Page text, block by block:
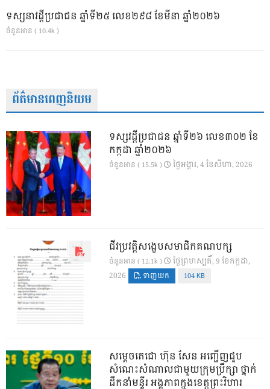
ទស្សនាវដ្ដីប្រជាជន ឆ្នាំទី២៥ លេខ២៩៨ ខែមីនា ឆ្នាំ២០២៦
ចំនួនអាន ( 10.4k )
ព័ត៌មានពេញនិយម
ទស្សវដ្តីប្រជាជន ឆ្នាំទី២៦ លេខ៣០២ ខែ
កក្កដា ឆ្នាំ២០២៦
ចំនួនអាន ( 15.5k ) ថ្ងៃ​អង្គារ, 4 ខែ​សីហា, 2026
ជីវប្រវត្តិសង្ខេបសមាជិកគណបក្ស
ចំនួនអាន ( 12.1k )
ថ្ងៃ​ព្រហស្បតិ៍, 9 ខែ​កក្កដា,
2026
ទាញយក 104 KB
សម្តេចតេជោ ហ៊ុន សែន អញ្ជើញជួប
សំណេះសំណាលជាមួយក្រុមប្រឹក្សា ថ្នាក់
ដឹកនាំមន្ទីរ អង្គភាពក្នុងខេត្តព្រះវិហារ